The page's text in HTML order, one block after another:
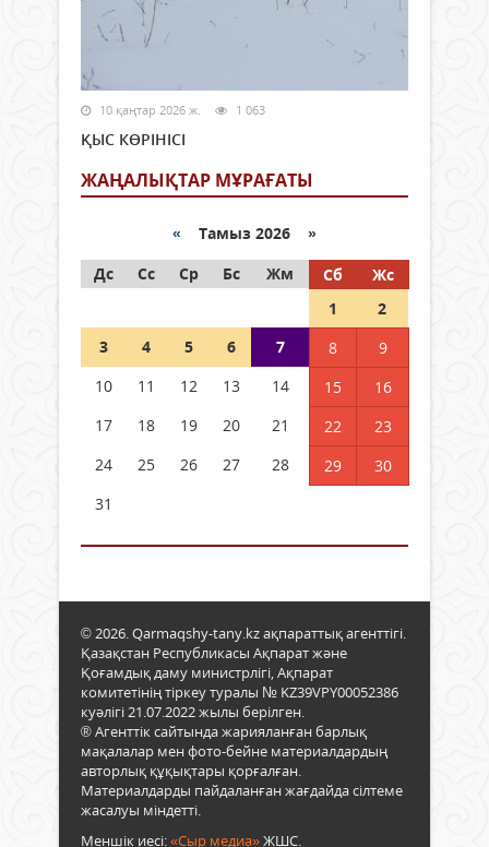
10 қаңтар 2026 ж. 1 063
ҚЫС КӨРІНІСІ
ЖАҢАЛЫҚТАР МҰРАҒАТЫ
« Тамыз 2026 »
Дс
Сс Ср Бс Жм Сб
Жс
1
2
3
4 5 6 7 8
9
10
11 12 13 14 15
16
17
18 19 20 21 22
23
24
25 26 27 28 29
30
31
© 2026. Qarmaqshy-tany.kz ақпараттық агенттігі.
Қазақстан Республикасы Ақпарат және
Қоғамдық даму министрлігі, Ақпарат
комитетінің тіркеу туралы № KZ39VPY00052386
куәлігі 21.07.2022 жылы берілген.
® Агенттік сайтында жарияланған барлық
мақалалар мен фото-бейне материалдардың
авторлық құқықтары қорғалған.
Материалдарды пайдаланған жағдайда сілтеме
жасалуы міндетті.
Меншік иесі:«Сыр медиа»ЖШС.